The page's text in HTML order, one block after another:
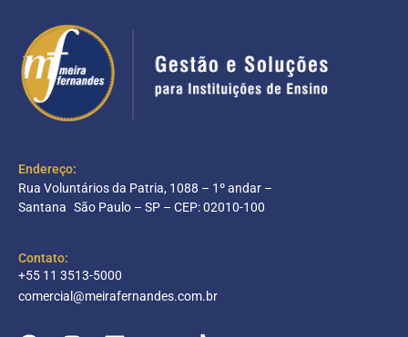
Endereço:
Rua Voluntários da Patria, 1088 – 1º andar –
Santana São Paulo – SP – CEP: 02010-100
Contato:
+55 11 3513-5000
comercial@meirafernandes.com.br